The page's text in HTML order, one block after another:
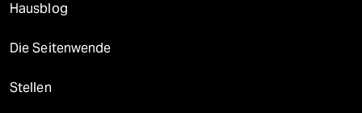
Hausblog
Die Seitenwende
Stellen